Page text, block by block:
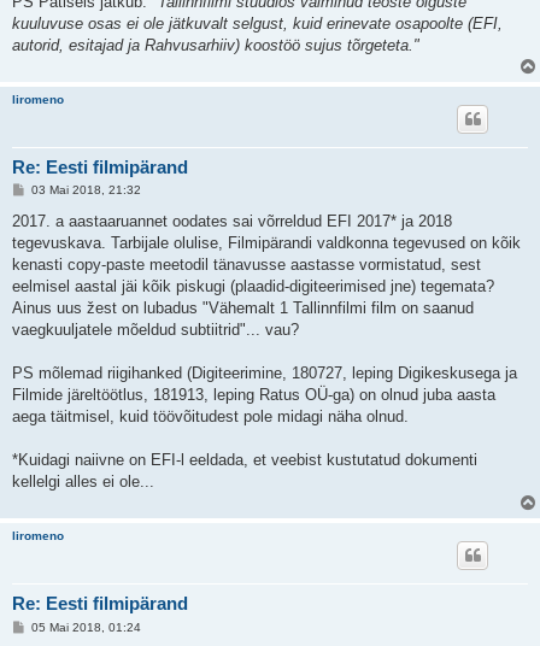
kuuluvuse osas ei ole jätkuvalt selgust, kuid erinevate osapoolte (EFI,
autorid, esitajad ja Rahvusarhiiv) koostöö sujus tõrgeteta."
liromeno
Re: Eesti filmipärand
P
s
i
t
s
03 Mai 2018, 21:32
2017. a aastaaruannet oodates sai võrreldud EFI 2017* ja 2018
tegevuskava. Tarbijale olulise, Filmipärandi valdkonna tegevused on kõik
kenasti copy-paste meetodil tänavusse aastasse vormistatud, sest
eelmisel aastal jäi kõik piskugi (plaadid-digiteerimised jne) tegemata?
Ainus uus žest on lubadus "Vähemalt 1 Tallinnfilmi film on saanud
vaegkuuljatele mõeldud subtiitrid"... vau?
PS mõlemad riigihanked (Digiteerimine, 180727, leping Digikeskusega ja
Filmide järeltöötlus, 181913, leping Ratus OÜ-ga) on olnud juba aasta
aega täitmisel, kuid töövõitudest pole midagi näha olnud.
*Kuidagi naiivne on EFI-l eeldada, et veebist kustutatud dokumenti
kellelgi alles ei ole...
liromeno
Re: Eesti filmipärand
P05 Mai 2018, 01:24